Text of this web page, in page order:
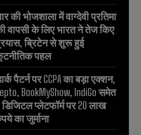
की भोजशाला में वाग्देवी प्रतिमा
वापसी के लिए भारत ने तेज किए
ब्रिटेन से शुरू हुई
पहल
पैटर्न पर CCPA का बड़ा एक्शन,
BookMyShow, IndiGo समेत
डिजिटल प्लेटफॉर्म पर 20 लाख
का जुर्माना